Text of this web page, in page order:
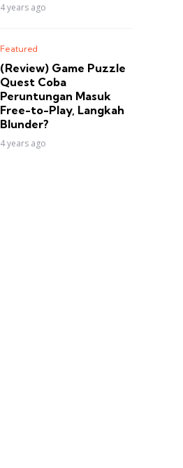
4 years ago
Featured
(Review) Game Puzzle
Quest Coba
Peruntungan Masuk
Free-to-Play, Langkah
Blunder?
4 years ago